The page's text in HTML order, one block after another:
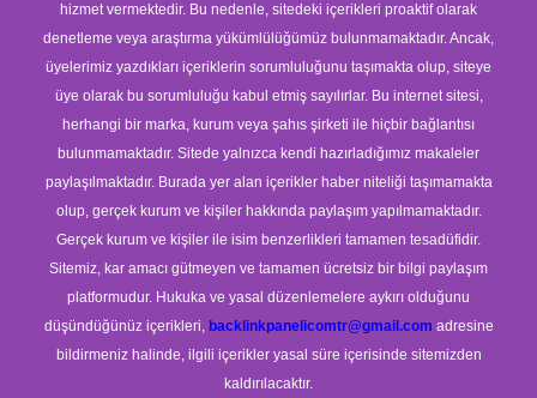
hizmet vermektedir. Bu nedenle, sitedeki içerikleri proaktif olarak
denetleme veya araştırma yükümlülüğümüz bulunmamaktadır. Ancak,
üyelerimiz yazdıkları içeriklerin sorumluluğunu taşımakta olup, siteye
üye olarak bu sorumluluğu kabul etmiş sayılırlar. Bu internet sitesi,
herhangi bir marka, kurum veya şahıs şirketi ile hiçbir bağlantısı
bulunmamaktadır. Sitede yalnızca kendi hazırladığımız makaleler
paylaşılmaktadır. Burada yer alan içerikler haber niteliği taşımamakta
olup, gerçek kurum ve kişiler hakkında paylaşım yapılmamaktadır.
Gerçek kurum ve kişiler ile isim benzerlikleri tamamen tesadüfidir.
Sitemiz, kar amacı gütmeyen ve tamamen ücretsiz bir bilgi paylaşım
platformudur. Hukuka ve yasal düzenlemelere aykırı olduğunu
düşündüğünüz içerikleri, backlinkpanelicomtr@gmail.com adresine
bildirmeniz halinde, ilgili içerikler yasal süre içerisinde sitemizden
kaldırılacaktır.